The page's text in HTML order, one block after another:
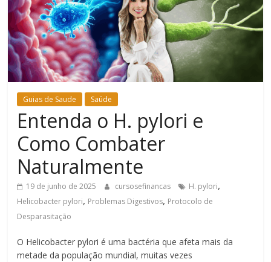
Estar
Guias de Saude Saúde
Entenda o H. pylori e
Como Combater
Naturalmente
19 de junho de 2025 cursosefinancas H. pylori,
Helicobacter pylori, Problemas Digestivos, Protocolo de
Desparasitação
O Helicobacter pylori é uma bactéria que afeta mais da
metade da população mundial, muitas vezes